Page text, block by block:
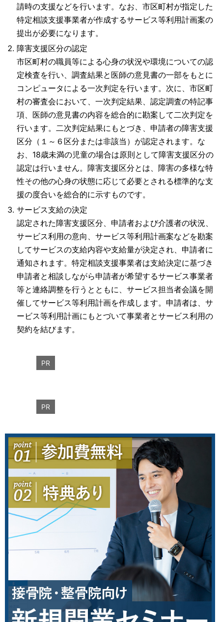
請時の支援などを行います。なお、市区町村が指定した
特定相談支援事業者が作成するサービス等利用計画案の
提出が必要になります。
障害支援区分の認定
市区町村の職員等による心身の状況や環境についての認
定検査を行い、調査結果と医師の意見書の一部をもとに
コンピュータによる一次判定を行います。次に、市区町
村の審査会において、一次判定結果、認定調査の特記事
項、医師の意見書の内容を総合的に勘案して二次判定を
行います。二次判定結果にもとづき、申請者の障害支援
区分（１～６区分または非該当）が認定されます。な
お、18歳未満の児童の場合は原則として障害支援区分の
認定は行いません。障害支援区分とは、障害の多様な特
性その他の心身の状態に応じて必要とされる標準的な支
援の度合いを総合的に示すものです。
サービス支給の決定
認定された障害支援区分、申請者および介護者の状況、
サービス利用の意向、サービス等利用計画案などを勘案
してサービスの支給内容や支給量が決定され、申請者に
通知されます。特定相談支援事業者は支給決定に基づき
申請者と相談しながら申請者が希望するサービス事業者
等と連絡調整を行うとともに、サービス担当者会議を開
催してサービス等利用計画を作成します。申請者は、サ
ービス等利用計画にもとづいて事業者とサービス利用の
契約を結びます。
PR
PR